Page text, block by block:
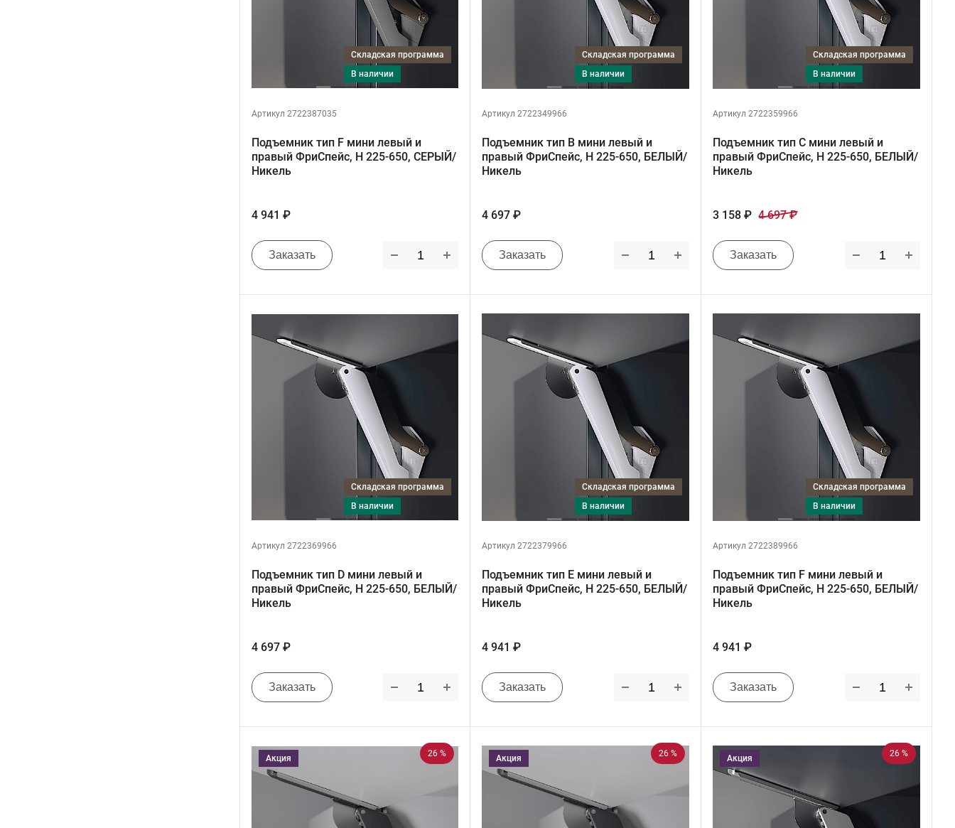
Складская программа
в наличии
Артикул 2722387035
Подъемник тип F мини левый и
правый ФриСпейс, H 225-650, СЕРЫЙ/
Никель
4 941 ₽
Заказать
Складская программа
в наличии
Артикул 2722349966
Подъемник тип B мини левый и
правый ФриСпейс, H 225-650, БЕЛЫЙ/
Никель
4 697 ₽
Заказать
Складская программа
в наличии
Артикул 2722359966
Подъемник тип C мини левый и
правый ФриСпейс, H 225-650, БЕЛЫЙ/
Никель
3 158 ₽ 4 697 ₽
Заказать
Складская программа
в наличии
Артикул 2722369966
Подъемник тип D мини левый и
правый ФриСпейс, H 225-650, БЕЛЫЙ/
Никель
4 697 ₽
Заказать
Складская программа
в наличии
Артикул 2722379966
Подъемник тип E мини левый и
правый ФриСпейс, H 225-650, БЕЛЫЙ/
Никель
4 941 ₽
Заказать
Складская программа
в наличии
Артикул 2722389966
Подъемник тип F мини левый и
правый ФриСпейс, H 225-650, БЕЛЫЙ/
Никель
4 941 ₽
Заказать
26 %
Акция 26 %
Акция 26 %
Акция